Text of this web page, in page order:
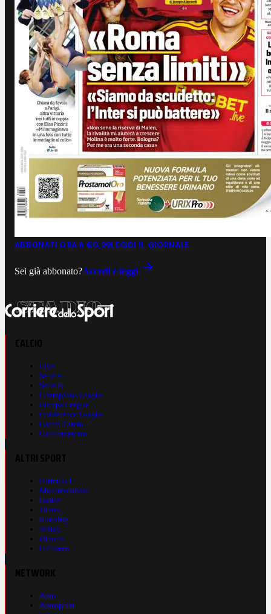
ABBONATI ORA A €0,99LEGGI IL GIORNALE
Sei già abbonato?Accedi e leggi
Live
Serie A
Serie B
Champions League
Europa League
Conference League
Calcio Estero
Calciomercato
Formula 1
Motomondiale
Basket
Tennis
Running
Volley
eSports
Ciclismo
Auto
Autosprint